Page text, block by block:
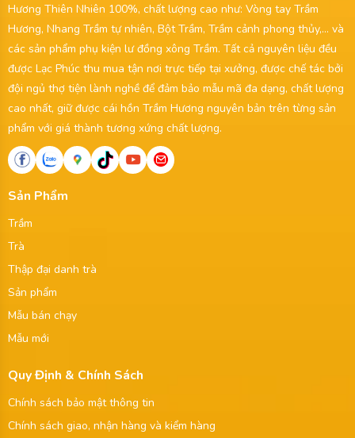
Hương Thiên Nhiên 100%, chất lượng cao như: Vòng tay Trầm
Hương, Nhang Trầm tự nhiên, Bột Trầm, Trầm cảnh phong thủy,... và
các sản phẩm phụ kiện lư đồng xông Trầm. Tất cả nguyên liệu đều
được Lạc Phúc thu mua tận nơi trực tiếp tại xưởng, được chế tác bởi
đội ngủ thợ tiện lành nghề để đảm bảo mẫu mã đa dạng, chất lượng
cao nhất, giữ được cái hồn Trầm Hương nguyên bản trên từng sản
phẩm với giá thành tương xứng chất lượng.
Sản Phẩm
Trầm
Trà
Thập đại danh trà
Sản phẩm
Mẫu bán chạy
Mẫu mới
Quy Định & Chính Sách
Chính sách bảo mật thông tin
Chính sách giao, nhận hàng và kiểm hàng